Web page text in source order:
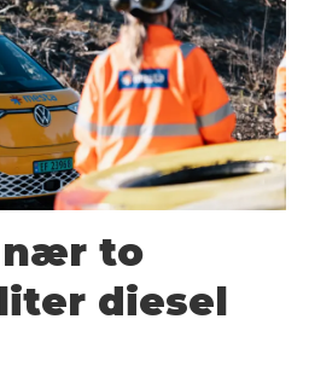
nær to
diesel